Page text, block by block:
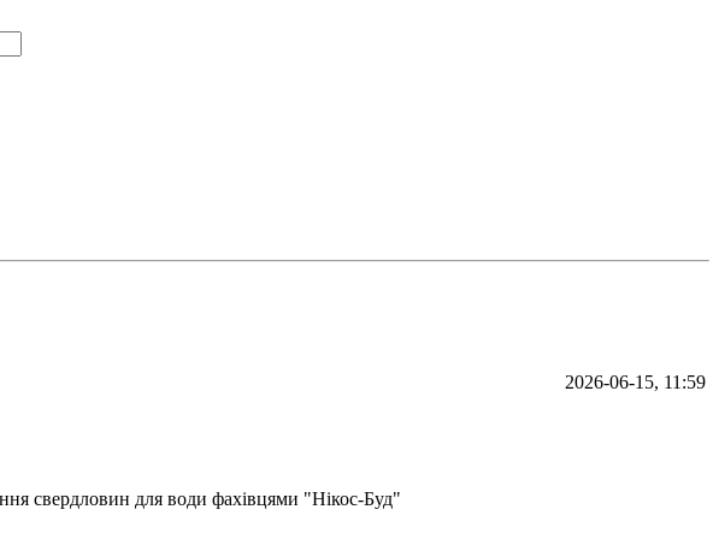
2026-06-15, 11:59
свердловин для води фахівцями "Нікос-Буд"